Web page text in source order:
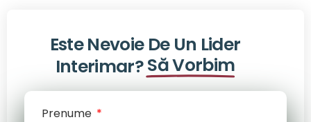
Este Nevoie De Un Lider
Interimar?Să Vorbim
Prenume